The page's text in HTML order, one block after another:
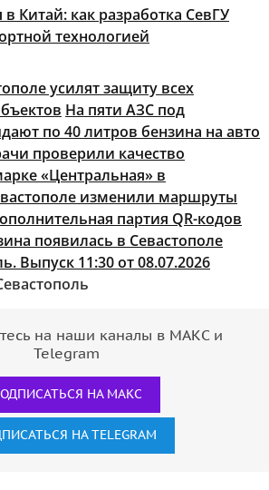
усилят защиту всех
На пяти АЗС под
по 40 литров бензина на авто
проверили качество
«Центральная» в
изменили маршруты
партия QR-кодов
появилась в Севастополе
Выпуск 11:30 от 08.07.2026
на наши каналы в МАКС и
Telegram
НА МАКС
НА TELEGRAM